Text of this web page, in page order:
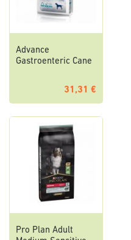
Advance
Gastroenteric Cane
31,31 €
Pro Plan Adult